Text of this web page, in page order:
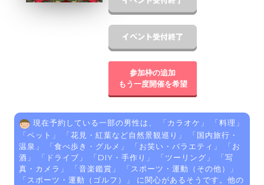
参加枠の追加
もう一度開催を希望
現在予約している一部の男性は、 「 カラオケ 」 「料理 」
「ペット 」 「花見・紅葉など自然景観巡り 」 「国内旅行・
温泉 」 「食べ歩き・グルメ 」 「お笑い・バラエティ 」 「お
酒 」 「 ドライブ 」 「DIY・手作り 」 「ツーリング 」 「写
真・カメラ 」 「音楽鑑賞 」 「 スポーツ・運動（その他）
」
「 スポーツ・運動（ゴルフ）
」 に関心があるそうです。他の